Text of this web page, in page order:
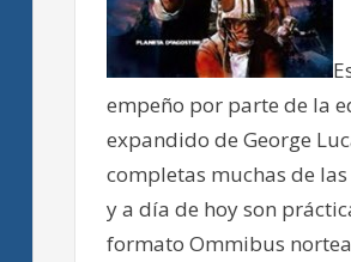
empeño por parte de la
expandido de George
completas muchas de
y a día de hoy son
formato Ommibus